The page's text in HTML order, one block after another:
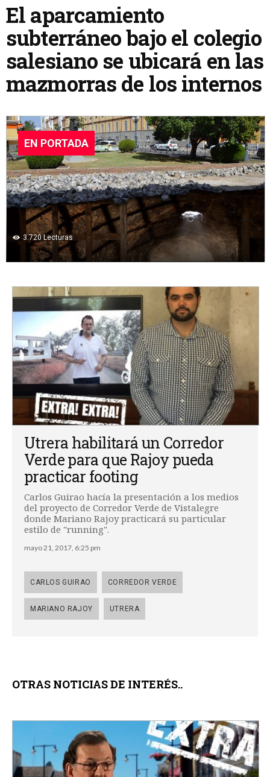
El aparcamiento
subterráneo bajo el colegio
salesiano se ubicará en las
mazmorras de los internos
EN PORTADA
3.720Lecturas
Utrera habilitará un Corredor
Verde para que Rajoy pueda
practicar footing
Carlos Guirao hacía la presentación a los medios
del proyecto de Corredor Verde de Vistalegre
donde Mariano Rajoy practicará su particular
estilo de "running".
mayo 21, 2017, 6:25 pm
CARLOS GUIRAO CORREDOR VERDE
MARIANO RAJOY UTRERA
OTRAS NOTICIAS DE INTERÉS..